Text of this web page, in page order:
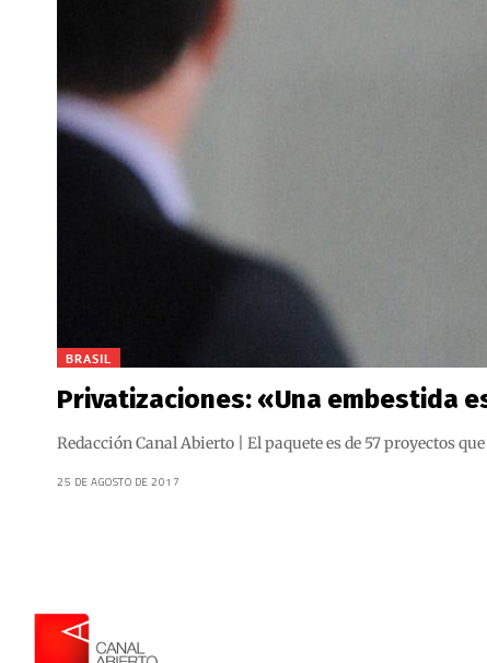
BRASIL
Privatizaciones: «Una embestida
Redacción Canal Abierto | El paquete es de 57 proyectos
25 DE AGOSTO DE 2017